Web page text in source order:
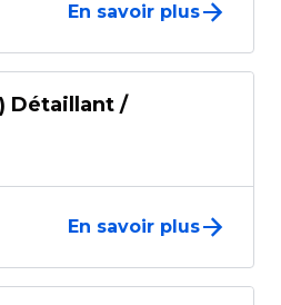
En savoir plus
Détaillant /
En savoir plus